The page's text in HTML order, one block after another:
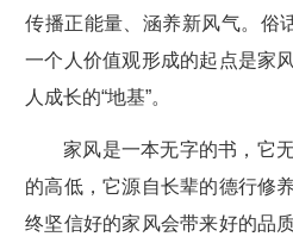
传播正能量、涵养新风气。俗
一个人价值观形成的起点是家
人成长的“地基”。
家风是一本无字的书，它
的高低，它源自长辈的德行修
终坚信好的家风会带来好的品